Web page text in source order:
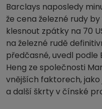
Barclays naposledy
že cena železné rudy
klesnout zpátky na 70
na železné rudě
předčasné, uvedl podle
Heng ze společnosti
vnějších faktorech,
a další škrty v čínské